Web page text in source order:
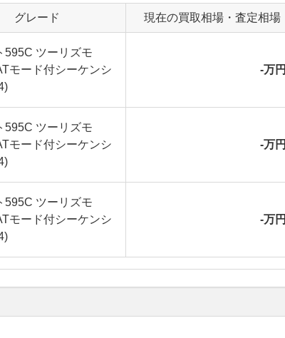
グレード 現在の買取相場・査定相場
595C ツーリズモ
モード付シーケンシ
-万円
595C ツーリズモ
モード付シーケンシ
-万円
595C ツーリズモ
モード付シーケンシ
-万円